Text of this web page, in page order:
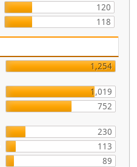
120
118
1,254
1,019
752
230
113
89